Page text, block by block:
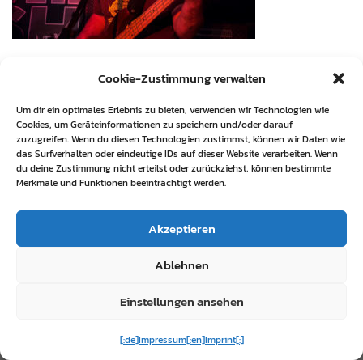
Cookie-Zustimmung verwalten
Um dir ein optimales Erlebnis zu bieten, verwenden wir Technologien wie
Cookies, um Geräteinformationen zu speichern und/oder darauf
zuzugreifen. Wenn du diesen Technologien zustimmst, können wir Daten wie
das Surfverhalten oder eindeutige IDs auf dieser Website verarbeiten. Wenn
du deine Zustimmung nicht erteilst oder zurückziehst, können bestimmte
Merkmale und Funktionen beeinträchtigt werden.
Akzeptieren
Ablehnen
Einstellungen ansehen
[:de]Impressum[:en]Imprint[:]